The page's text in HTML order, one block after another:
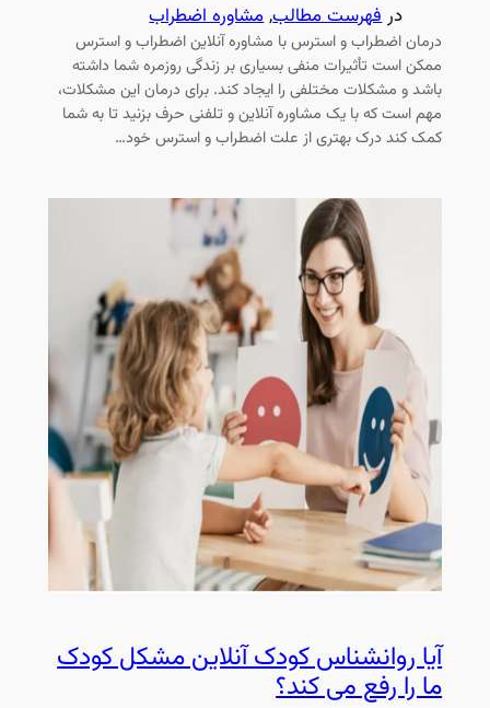
درفهرست مطالب, مشاوره اضطراب
درمان اضطراب و استرس با مشاوره آنلاین اضطراب و استرس
ممکن است تأثیرات منفی بسیاری بر زندگی روزمره شما داشته
باشد و مشکلات مختلفی را ایجاد کند. برای درمان این مشکلات،
مهم است که با یک مشاوره آنلاین و تلفنی حرف بزنید تا به شما
کمک کند درک بهتری از علت اضطراب و استرس خود…
آیا روانشناس کودک آنلاین مشکل کودک
ما را رفع می کند؟